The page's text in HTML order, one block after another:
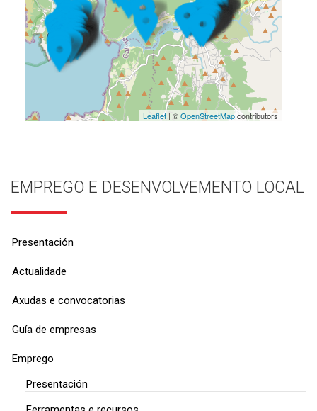
Leaflet| ©OpenStreetMapcontributors
EMPREGO E DESENVOLVEMENTO LOCAL
Presentación
Actualidade
Axudas e convocatorias
Guía de empresas
Emprego
Presentación